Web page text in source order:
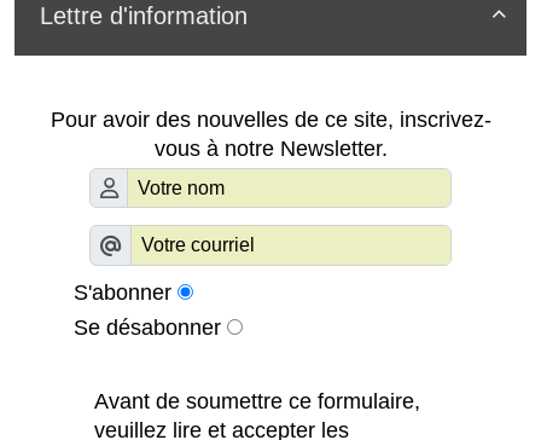

Lettre d'information
Pour avoir des nouvelles de ce site, inscrivez-
vous à notre Newsletter.
S'abonner
Se désabonner
Avant de soumettre ce formulaire,
veuillez lire et accepter les